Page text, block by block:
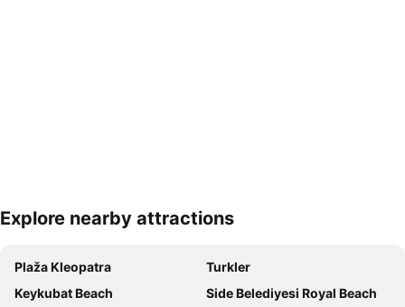
Explore nearby attractions
Plaža Kleopatra
Turkler
Keykubat Beach
Side Belediyesi Royal Beach